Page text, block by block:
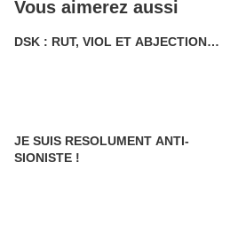
Vous aimerez aussi
DSK : RUT, VIOL ET ABJECTION…
JE SUIS RESOLUMENT ANTI-
SIONISTE !